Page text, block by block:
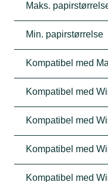
Maks.
Min. papirstørrelse
Kompatibel med
Kompatibel med
Kompatibel med
Kompatibel med
Kompatibel med